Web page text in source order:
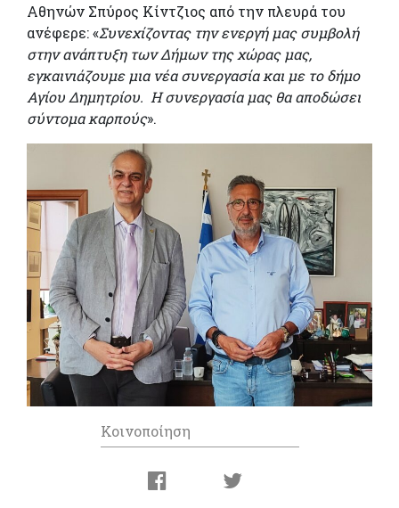
Αθηνών Σπύρος Κίντζιος από την πλευρά του
ανέφερε: «Συνεχίζοντας την ενεργή μας συμβολή
στην ανάπτυξη των Δήμων της χώρας μας,
εγκαινιάζουμε μια νέα συνεργασία και με το δήμο
Αγίου Δημητρίου. Η συνεργασία μας θα αποδώσει
σύντομα καρπούς».
Κοινοποίηση